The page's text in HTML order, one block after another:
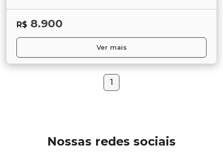
R$ 8.900
Ver mais
1
Nossas redes sociais